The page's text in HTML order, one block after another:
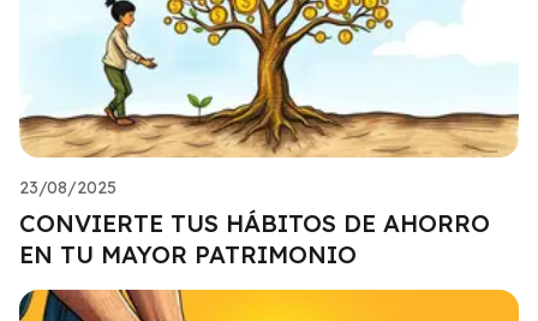
23/08/2025
CONVIERTE TUS HÁBITOS DE AHORRO
EN TU MAYOR PATRIMONIO